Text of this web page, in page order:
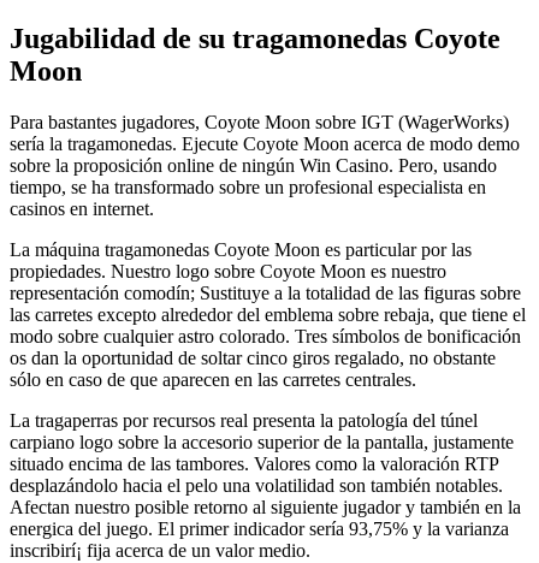
Jugabilidad de su tragamonedas Coyote
Moon
Para bastantes jugadores, Coyote Moon sobre IGT (WagerWorks)
serí­a la tragamonedas. Ejecute Coyote Moon acerca de modo demo
sobre la proposición online de ningún Win Casino. Pero, usando
tiempo, se ha transformado sobre un profesional especialista en
casinos en internet.
La máquina tragamonedas Coyote Moon es particular por las
propiedades. Nuestro logo sobre Coyote Moon es nuestro
representación comodín; Sustituye a la totalidad de las figuras sobre
las carretes excepto alrededor del emblema sobre rebaja, que tiene el
modo sobre cualquier astro colorado. Tres símbolos de bonificación
os dan la oportunidad de soltar cinco giros regalado, no obstante
sólo en caso de que aparecen en las carretes centrales.
La tragaperras por recursos real presenta la patologí­a del túnel
carpiano logo sobre la accesorio superior de la pantalla, justamente
situado encima de las tambores. Valores como la valoración RTP
desplazándolo hacia el pelo una volatilidad son también notables.
Afectan nuestro posible retorno al siguiente jugador y también en la
energica del juego. El primer indicador serí­a 93,75% y la varianza
inscribirí¡ fija acerca de un valor medio.